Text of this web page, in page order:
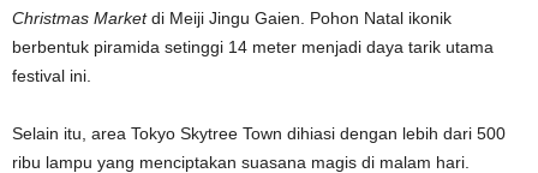
Christmas Marketdi Meiji Jingu Gaien. Pohon Natal ikonik
berbentuk piramida setinggi 14 meter menjadi daya tarik utama
festival ini.
Selain itu, area Tokyo Skytree Town dihiasi dengan lebih dari 500
ribu lampu yang menciptakan suasana magis di malam hari.